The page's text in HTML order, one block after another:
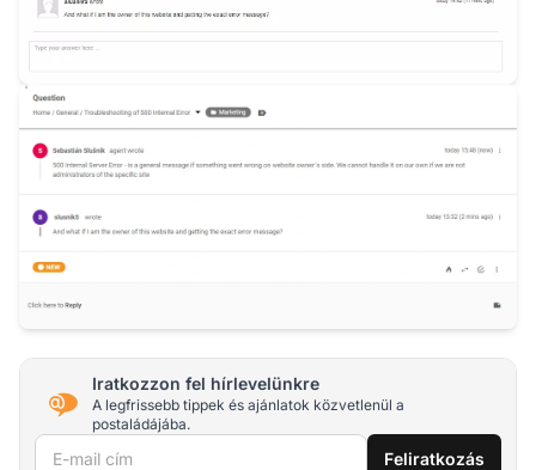
Iratkozzon fel hírlevelünkre
A legfrissebb tippek és ajánlatok közvetlenül a
postaládájába.
E-mail cím Feliratkozás